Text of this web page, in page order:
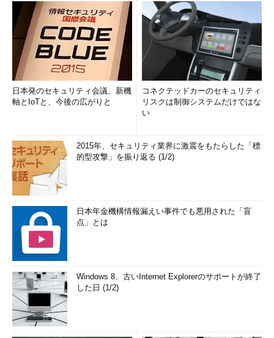
日本発のセキュリティ会議、新機
軸とIoTと、今後の広がりと
コネクテッドカーのセキュリティ
リスクは制御システムだけではな
い
2015年、セキュリティ業界に激震をもたらした「標
的型攻撃」を振り返る (1/2)
日本年金機構情報漏えい事件でも悪用された「盲
点」とは
Windows 8、古いInternet Explorerのサポートが終了
した日 (1/2)